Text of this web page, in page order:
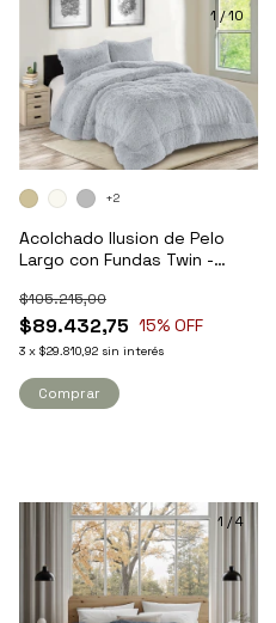
1 /10
Acolchado Ilusion de Pelo
Largo con Fundas Twin -
$89.432,75
$105.215,00
15% OFF
3 x $29.810,92 sin interés
+2
Comprar
1 /4